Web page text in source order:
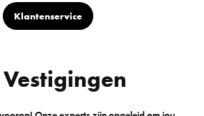
Klantenservice
Vestigingen